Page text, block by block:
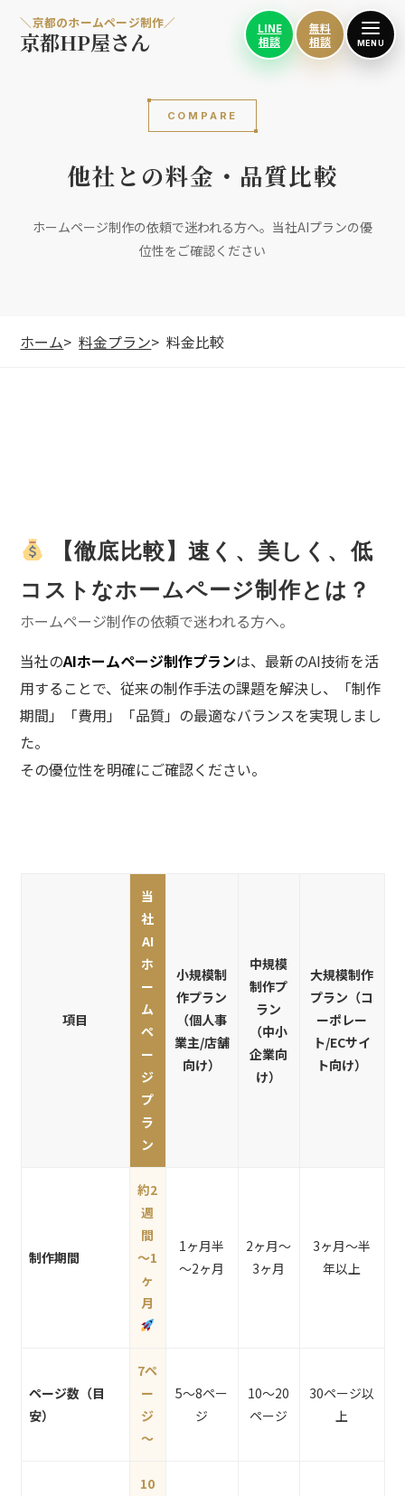
＼京都のホームページ制作／
京都HP屋さん MENU
無料
相談
LINE
相談
COMPARE
他社との料金・品質比較
ホームページ制作の依頼で迷われる方へ。当社AIプランの優
位性をご確認ください
ホーム 料金プラン 料金比較
【徹底比較】速く、美しく、低
コストなホームページ制作とは？
ホームページ制作の依頼で迷われる方へ。
当社のAIホームページ制作プランは、最新のAI技術を活
用することで、従来の制作手法の課題を解決し、「制作
期間」「費用」「品質」の最適なバランスを実現しまし
た。
その優位性を明確にご確認ください。
項目
当
社
AI
ホ
ー
ム
ペ
ー
ジ
プ
ラ
ン
小規模制
作プラン
（個人事
業主/店舗
向け）
中規模
制作プ
ラン
（中小
企業向
け）
大規模制作
プラン（コ
ーポレー
ト/ECサイ
ト向け）
制作期間
約2
週
間
～1
ヶ
月
1ヶ月半
～2ヶ月
2ヶ月～
3ヶ月
3ヶ月～半
年以上
ページ数（目
安）
7ペ
ー
ジ
～
5～8ペー
ジ
10～20
ページ
30ページ以
上
10